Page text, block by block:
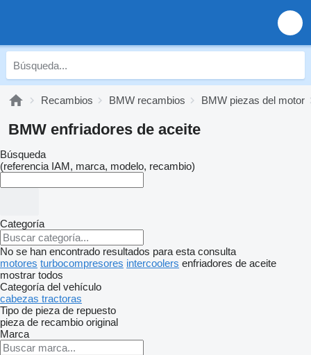
Recambios BMW recambios BMW piezas del motor
BMW enfriadores de aceite
Búsqueda
(referencia IAM, marca, modelo, recambio)
Categoría
No se han encontrado resultados para esta consulta
motores turbocompresores intercoolers enfriadores de aceite
mostrar todos
Categoría del vehículo
cabezas tractoras
Tipo de pieza de repuesto
pieza de recambio original
Marca